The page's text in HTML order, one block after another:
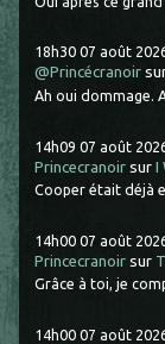
18h30 07 août
@Princécranoir
Ah oui dommage.
14h09 07 août
Princecranoir surI
Cooper était déjà
14h00 07 août
Princecranoir sur
Grâce à toi, je
14h00 07 août